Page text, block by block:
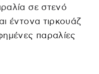
σε στενό
έντονα τιρκουάζ
παραλίες